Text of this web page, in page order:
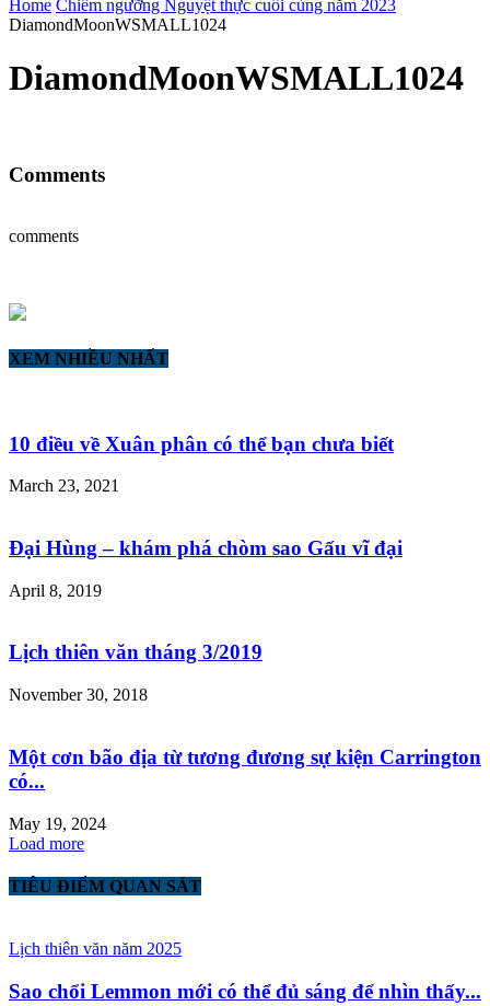
Home Chiêm ngưỡng Nguyệt thực cuối cùng năm 2023
DiamondMoonWSMALL1024
DiamondMoonWSMALL1024
Comments
comments
XEM NHIỀU NHẤT
10 điều về Xuân phân có thể bạn chưa biết
March 23, 2021
Đại Hùng – khám phá chòm sao Gấu vĩ đại
April 8, 2019
Lịch thiên văn tháng 3/2019
November 30, 2018
Một cơn bão địa từ tương đương sự kiện Carrington
có...
May 19, 2024
Load more
TIÊU ĐIỂM QUAN SÁT
Lịch thiên văn năm 2025
Sao chổi Lemmon mới có thể đủ sáng để nhìn thấy...